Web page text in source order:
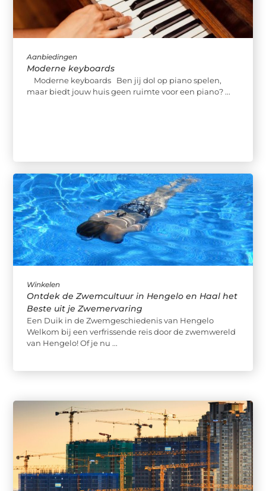
Aanbiedingen
Moderne keyboards
Moderne keyboards Ben jij dol op piano spelen,
maar biedt jouw huis geen ruimte voor een piano? ...
Winkelen
Ontdek de Zwemcultuur in Hengelo en Haal het
Beste uit je Zwemervaring
Een Duik in de Zwemgeschiedenis van Hengelo
Welkom bij een verfrissende reis door de zwemwereld
van Hengelo! Of je nu ...